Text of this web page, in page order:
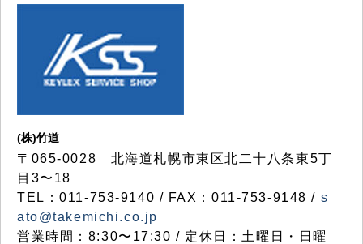
(株)竹道
〒065-0028 北海道札幌市東区北二十八条東5丁
目3〜18
TEL：011-753-9140 / FAX：011-753-9148 / s
ato@takemichi.co.jp
営業時間：8:30〜17:30 / 定休日：土曜日・日曜